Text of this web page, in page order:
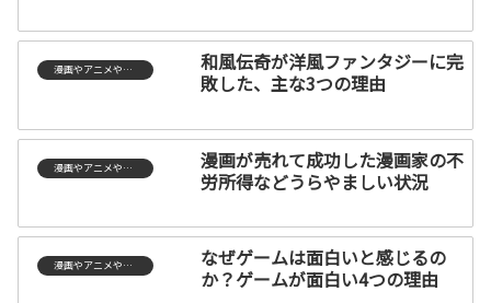
漫画やアニメやゲーム
和風伝奇が洋風ファンタジーに完
敗した、主な3つの理由
漫画やアニメやゲーム
漫画が売れて成功した漫画家の不
労所得などうらやましい状況
漫画やアニメやゲーム
なぜゲームは面白いと感じるの
か？ゲームが面白い4つの理由